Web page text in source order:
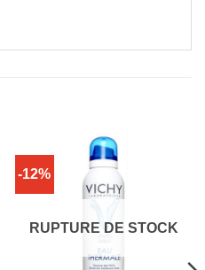
-12%
RUPTURE DE STOCK